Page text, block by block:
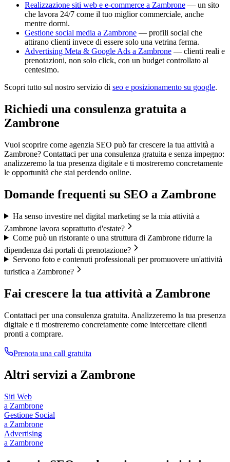
Realizzazione siti web e e-commerce a Zambrone — un sito
che lavora 24/7 come il tuo miglior commerciale, anche
mentre dormi.
Gestione social media a Zambrone — profili social che
attirano clienti invece di essere solo una vetrina ferma.
Advertising Meta & Google Ads a Zambrone — clienti reali e
prenotazioni, non solo click, con un budget controllato al
centesimo.
Scopri tutto sul nostro servizio di seo e posizionamento su google.
Richiedi una consulenza gratuita a
Zambrone
Vuoi scoprire come agenzia SEO può far crescere la tua attività a
Zambrone? Contattaci per una consulenza gratuita e senza impegno:
analizzeremo la tua presenza digitale e ti mostreremo concretamente
le opportunità che stai perdendo online.
Domande frequenti su SEO a Zambrone
Ha senso investire nel digital marketing se la mia attività a
Zambrone lavora soprattutto d'estate?
Come può un ristorante o una struttura di Zambrone ridurre la
dipendenza dai portali di prenotazione?
Servono foto e contenuti professionali per promuovere un'attività
turistica a Zambrone?
Fai crescere la tua attività a Zambrone
Contattaci per una consulenza gratuita. Analizzeremo la tua presenza
digitale e ti mostreremo concretamente come intercettare clienti
pronti a comprare.
Prenota una call gratuita
Altri servizi a Zambrone
Siti Web
a Zambrone
Gestione Social
a Zambrone
Advertising
a Zambrone